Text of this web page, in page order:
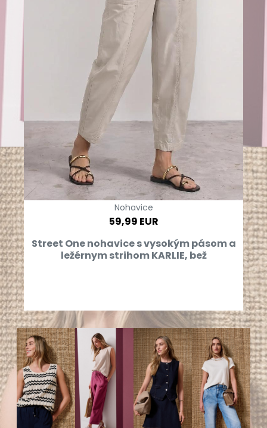
Nohavice
59,99 EUR
Street One nohavice s vysokým pásom a
ležérnym strihom KARLIE, bež